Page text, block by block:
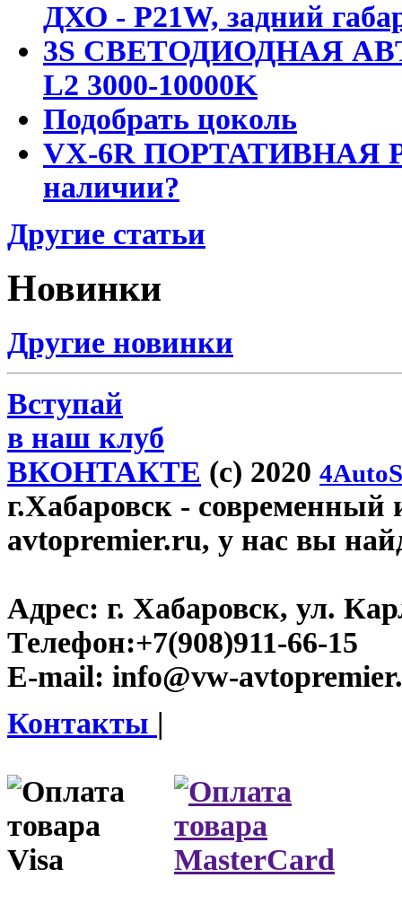
ДХО - P21W, задний
3S СВЕТОДИОДНАЯ
L2 3000-10000K
Подобрать цоколь
VX-6R ПОРТАТИВНАЯ
наличии?
Другие статьи
Новинки
Другие новинки
Вступай
в наш клуб
ВКОНТАКТЕ (c) 2020
г.Хабаровск - современный
avtopremier.ru, у нас вы
Адрес: г. Хабаровск, ул.
Телефон:+7(908)911-66-15
E-mail: info@vw-
Контакты |